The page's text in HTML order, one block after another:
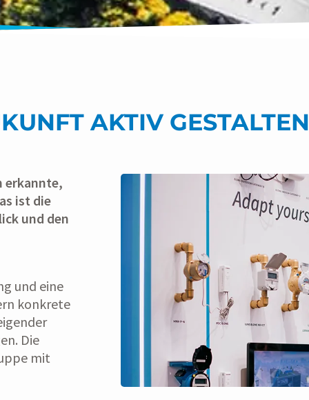
AKTIV GESTALTEN
erkannte,
ist die
und den
und eine
konkrete
Die
mit